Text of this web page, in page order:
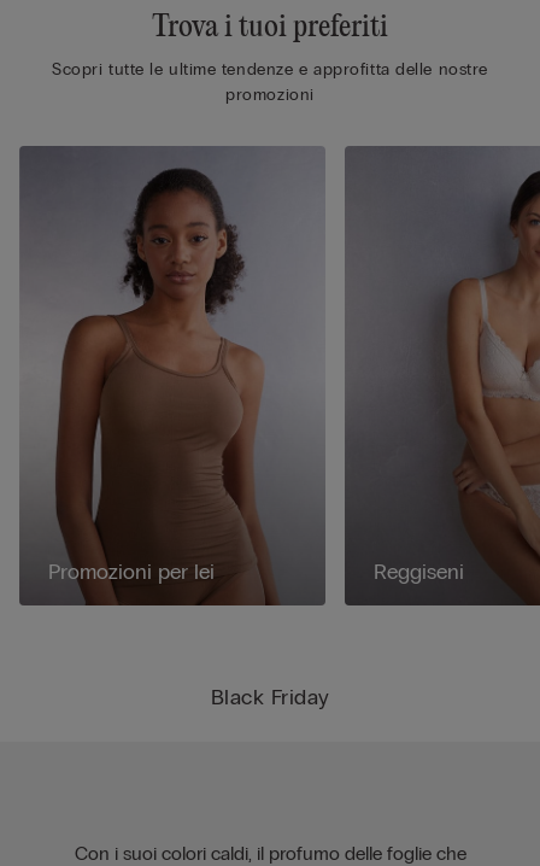
Black Friday
Con i suoi colori caldi, il profumo delle foglie che
Trova i tuoi preferiti
Scopri tutte le ultime tendenze e approfitta delle nostre
promozioni
Promozioni per lei Reggiseni